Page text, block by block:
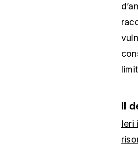
Il
Ieri